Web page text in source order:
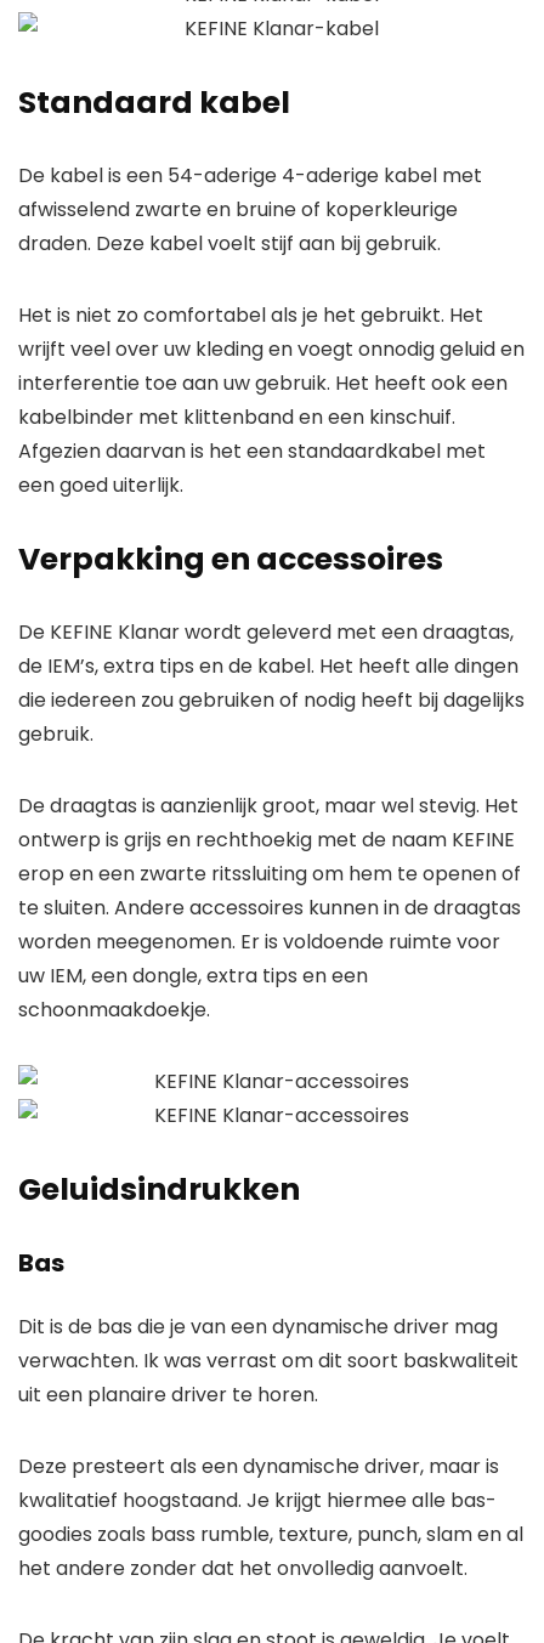
Standaard kabel
De kabel is een 54-aderige 4-aderige kabel met
afwisselend zwarte en bruine of koperkleurige
draden. Deze kabel voelt stijf aan bij gebruik.
Het is niet zo comfortabel als je het gebruikt. Het
wrijft veel over uw kleding en voegt onnodig geluid en
interferentie toe aan uw gebruik. Het heeft ook een
kabelbinder met klittenband en een kinschuif.
Afgezien daarvan is het een standaardkabel met
een goed uiterlijk.
Verpakking en accessoires
De KEFINE Klanar wordt geleverd met een draagtas,
de IEM’s, extra tips en de kabel. Het heeft alle dingen
die iedereen zou gebruiken of nodig heeft bij dagelijks
gebruik.
De draagtas is aanzienlijk groot, maar wel stevig. Het
ontwerp is grijs en rechthoekig met de naam KEFINE
erop en een zwarte ritssluiting om hem te openen of
te sluiten. Andere accessoires kunnen in de draagtas
worden meegenomen. Er is voldoende ruimte voor
uw IEM, een dongle, extra tips en een
schoonmaakdoekje.
Geluidsindrukken
Bas
Dit is de bas die je van een dynamische driver mag
verwachten. Ik was verrast om dit soort baskwaliteit
uit een planaire driver te horen.
Deze presteert als een dynamische driver, maar is
kwalitatief hoogstaand. Je krijgt hiermee alle bas-
goodies zoals bass rumble, texture, punch, slam en al
het andere zonder dat het onvolledig aanvoelt.